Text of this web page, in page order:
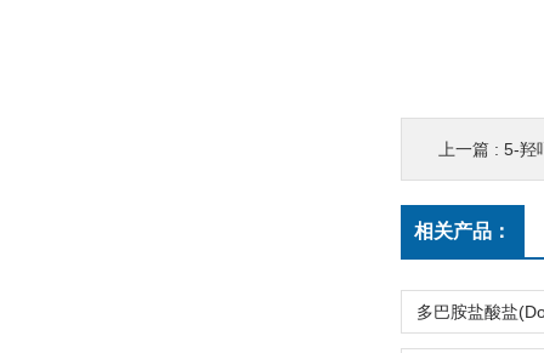
上一篇 : 5-羟
相关产品：